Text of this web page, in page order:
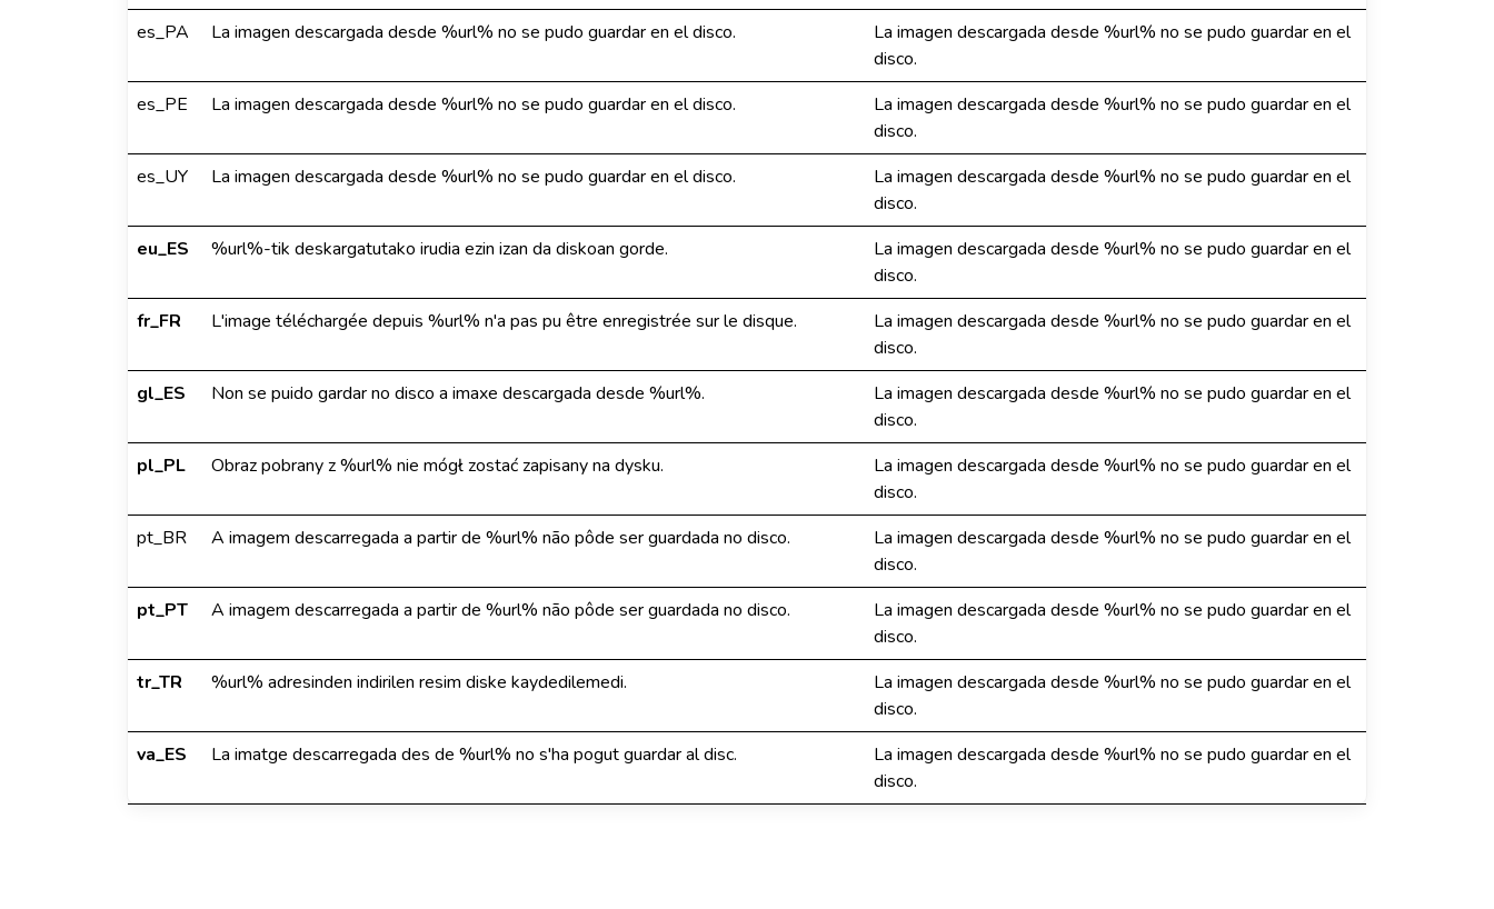
es_PA
La imagen descargada desde %url% no se pudo guardar en el disco.
La imagen descargada desde %url% no se pudo guardar en el
disco.
es_PE
La imagen descargada desde %url% no se pudo guardar en el disco.
La imagen descargada desde %url% no se pudo guardar en el
disco.
es_UY
La imagen descargada desde %url% no se pudo guardar en el disco.
La imagen descargada desde %url% no se pudo guardar en el
disco.
eu_ES
%url%-tik deskargatutako irudia ezin izan da diskoan gorde.
La imagen descargada desde %url% no se pudo guardar en el
disco.
fr_FR
L'image téléchargée depuis %url% n'a pas pu être enregistrée sur le disque.
La imagen descargada desde %url% no se pudo guardar en el
disco.
gl_ES
Non se puido gardar no disco a imaxe descargada desde %url%.
La imagen descargada desde %url% no se pudo guardar en el
disco.
pl_PL
Obraz pobrany z %url% nie mógł zostać zapisany na dysku.
La imagen descargada desde %url% no se pudo guardar en el
disco.
pt_BR
A imagem descarregada a partir de %url% não pôde ser guardada no disco.
La imagen descargada desde %url% no se pudo guardar en el
disco.
pt_PT
A imagem descarregada a partir de %url% não pôde ser guardada no disco.
La imagen descargada desde %url% no se pudo guardar en el
disco.
tr_TR
%url% adresinden indirilen resim diske kaydedilemedi.
La imagen descargada desde %url% no se pudo guardar en el
disco.
va_ES
La imatge descarregada des de %url% no s'ha pogut guardar al disc.
La imagen descargada desde %url% no se pudo guardar en el
disco.